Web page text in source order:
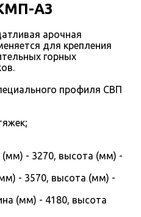
А3
арочная
для крепления
горных
профиля СВП
- 3270, высота (мм) -
- 3570, высота (мм) -
(мм) - 4180, высота